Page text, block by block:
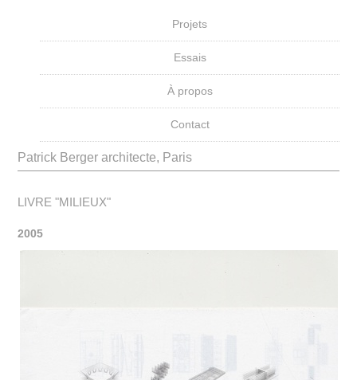
Projets
Essais
À propos
Contact
Patrick Berger architecte, Paris
LIVRE "MILIEUX"
2005